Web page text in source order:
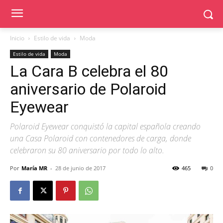
Inicio Estilo de vida Moda
Estilo de vida Moda
La Cara B celebra el 80
aniversario de Polaroid
Eyewear
Polaroid Eyewear conquistó la capital española creando
una Casa Polaroid con contenedores de carga, donde
celebraron su 80 aniversario por todo lo alto.
Por María MR - 28 de junio de 2017 0
465